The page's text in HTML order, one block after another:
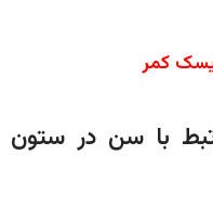
کمر
با سن در ستون